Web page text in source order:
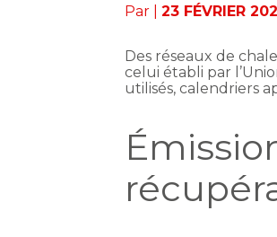
Par |23 FÉVRIER
Des réseaux de
celui établi par
utilisés, calendriers